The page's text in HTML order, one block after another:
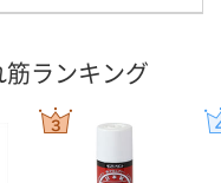
ランキング